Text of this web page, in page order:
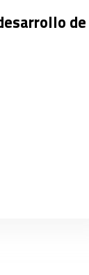
de